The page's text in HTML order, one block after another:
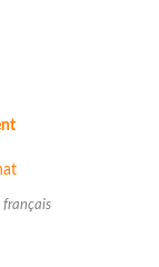
français